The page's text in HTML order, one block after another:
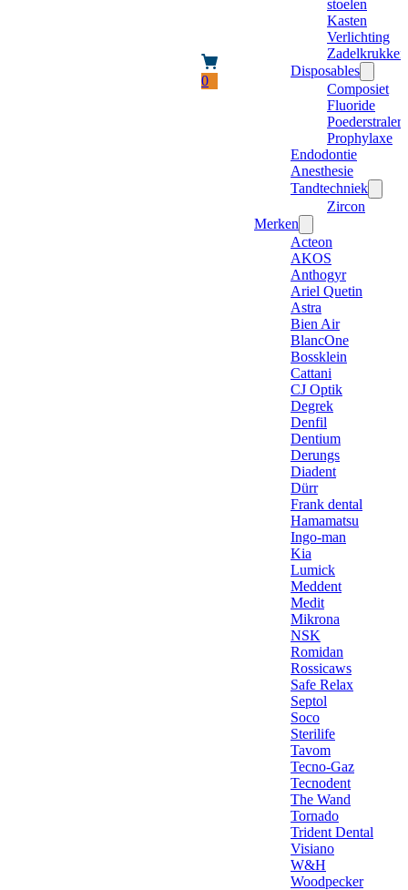
0
stoelen
Kasten
Verlichting
Zadelkrukken
Disposables
Composiet
Fluoride
Poederstraler
Prophylaxe
Endodontie
Anesthesie
Tandtechniek
Zircon
Merken
Acteon
AKOS
Anthogyr
Ariel Quetin
Astra
Bien Air
BlancOne
Bossklein
Cattani
CJ Optik
Degrek
Denfil
Dentium
Derungs
Diadent
Dürr
Frank dental
Hamamatsu
Ingo-man
Kia
Lumick
Meddent
Medit
Mikrona
NSK
Romidan
Rossicaws
Safe Relax
Septol
Soco
Sterilife
Tavom
Tecno-Gaz
Tecnodent
The Wand
Tornado
Trident Dental
Visiano
W&H
Woodpecker